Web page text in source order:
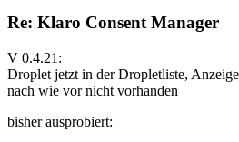
Re: Klaro Consent Manager
V 0.4.21:
Droplet jetzt in der Dropletliste,
nach wie vor nicht vorhanden
bisher ausprobiert: